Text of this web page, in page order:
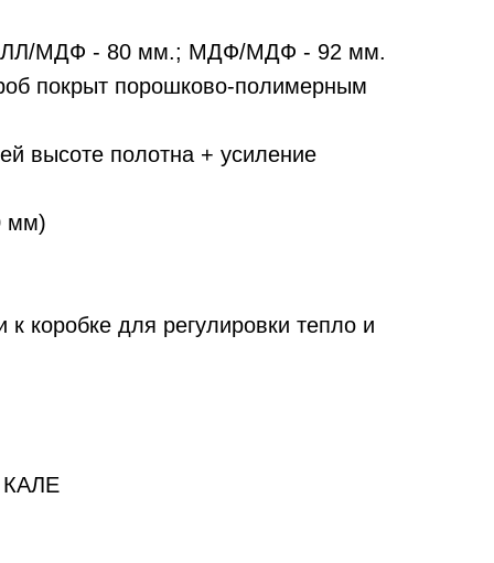
МДФ - 80 мм.; МДФ/МДФ - 92 мм.
покрыт порошково-полимерным
высоте полотна + усиление
мм)
коробке для регулировки тепло и
КАЛЕ